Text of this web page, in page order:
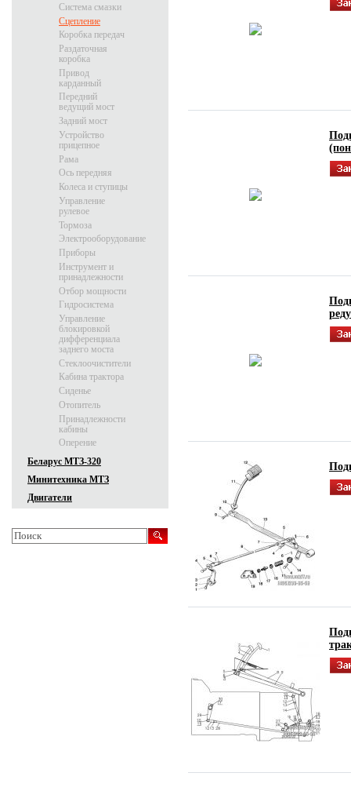
Система смазки
Сцепление
Коробка передач
Раздаточная
коробка
Привод
карданный
Передний
ведущий мост
Задний мост
Устройство
прицепное
Рама
Ось передняя
Колеса и ступицы
Управление
рулевое
Тормоза
Электрооборудование
Приборы
Инструмент и
принадлежности
Отбор мощности
Гидросистема
Управление
блокировкой
дифференциала
заднего моста
Стеклоочистители
Кабина трактора
Сиденье
Отопитель
Принадлежности
кабины
Оперение
Беларус МТЗ-320
Минитехника МТЗ
Двигатели